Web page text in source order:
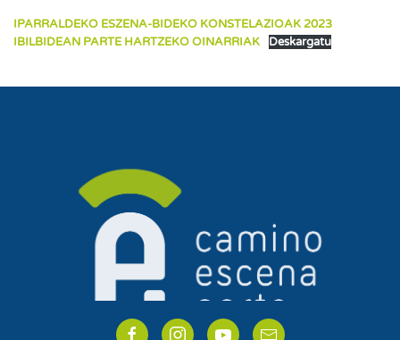
IPARRALDEKO ESZENA-BIDEKO KONSTELAZIOAK 2023
IBILBIDEAN PARTE HARTZEKO OINARRIAK
Deskargatu